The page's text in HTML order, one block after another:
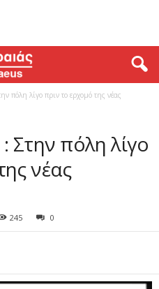
πόλη λίγο πριν το ερχομό της νέας
Στην πόλη λίγο
νέας
245 0